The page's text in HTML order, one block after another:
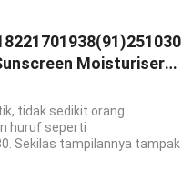
Moisturiser
tidak sedikit orang
huruf seperti
Sekilas tampilannya tampak